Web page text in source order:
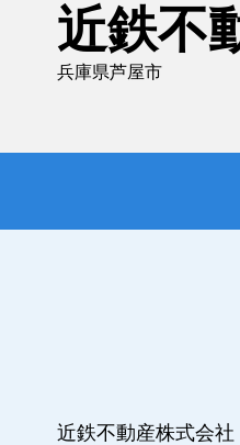
近鉄不
兵庫県芦屋市
近鉄不動産株式会